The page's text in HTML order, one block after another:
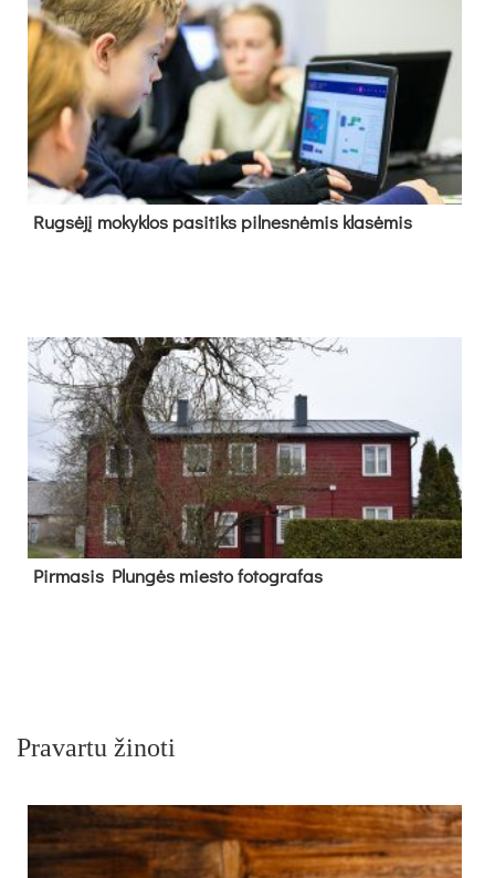
Rug­sė­jį mo­kyk­los pa­si­tiks pil­nes­nė­mis kla­sė­mis
Pir­ma­sis Plun­gės mies­to fo­tog­ra­fas
Pravartu žinoti